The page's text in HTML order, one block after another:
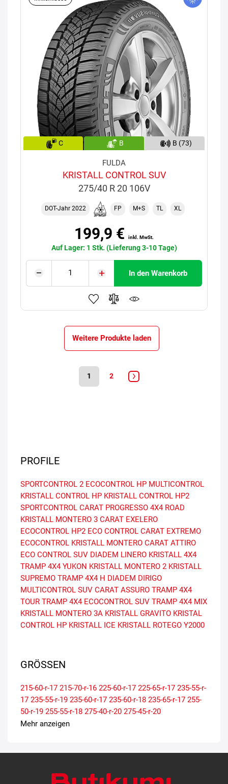
C B B (73)
FULDA
KRISTALL CONTROL SUV
275/40 R 20 106V
DOT-Jahr 2022 FP M+S TL XL
199,9 € inkl. MwSt.
Auf Lager: 1 Stk. (Lieferung 3-10 Tage)
In den Warenkorb
Weitere Produkte laden
1 2
PROFILE
SPORTCONTROL 2 ECOCONTROL HP MULTICONTROL
KRISTALL CONTROL HP KRISTALL CONTROL HP2
SPORTCONTROL CARAT PROGRESSO 4X4 ROAD
KRISTALL MONTERO 3 CARAT EXELERO
ECOCONTROL HP2 ECO CONTROL CARAT EXTREMO
ECOCONTROL KRISTALL MONTERO CARAT ATTIRO
ECO CONTROL SUV DIADEM LINERO KRISTALL 4X4
TRAMP 4X4 YUKON KRISTALL MONTERO 2 KRISTALL
SUPREMO TRAMP 4X4 H DIADEM DIRIGO
MULTICONTROL SUV CARAT ASSURO TRAMP 4X4
TOUR TRAMP 4X4 ECOCONTROL SUV TRAMP 4X4 MIX
KRISTALL MONTERO 3A KRISTALL GRAVITO KRISTAL
CONTROL HP KRISTALL ICE KRISTALL ROTEGO Y2000
GRÖSSEN
215-60-r-17 215-70-r-16 225-60-r-17 225-65-r-17 235-55-r-
17 235-55-r-19 235-60-r-17 235-60-r-18 235-65-r-17 255-
50-r-19 255-55-r-18 275-40-r-20 275-45-r-20
Mehr anzeigen